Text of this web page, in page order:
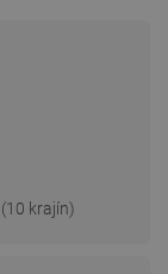
(10 krajín)